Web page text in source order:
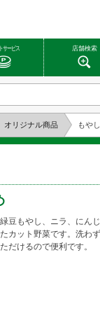
サービス 店舗検索
オリジナル商品 もや
緑豆もやし、ニラ、にん
たカット野菜です。洗わ
ただけるので便利です。